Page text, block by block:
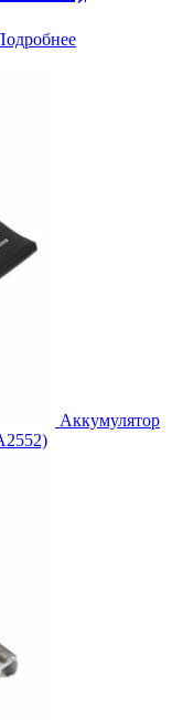
Аккумулятор